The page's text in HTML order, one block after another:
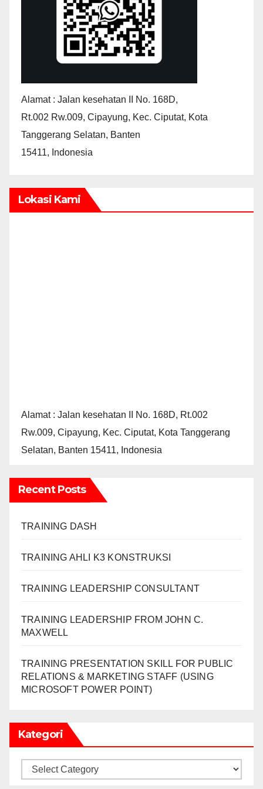
Alamat : Jalan kesehatan II No. 168D,
Rt.002 Rw.009, Cipayung, Kec. Ciputat, Kota
Tanggerang Selatan, Banten
15411, Indonesia
Lokasi Kami
Alamat : Jalan kesehatan II No. 168D, Rt.002
Rw.009, Cipayung, Kec. Ciputat, Kota Tanggerang
Selatan, Banten 15411, Indonesia
Recent Posts
TRAINING DASH
TRAINING AHLI K3 KONSTRUKSI
TRAINING LEADERSHIP CONSULTANT
TRAINING LEADERSHIP FROM JOHN C.
MAXWELL
TRAINING PRESENTATION SKILL FOR PUBLIC
RELATIONS & MARKETING STAFF (USING
MICROSOFT POWER POINT)
Kategori
Kategori